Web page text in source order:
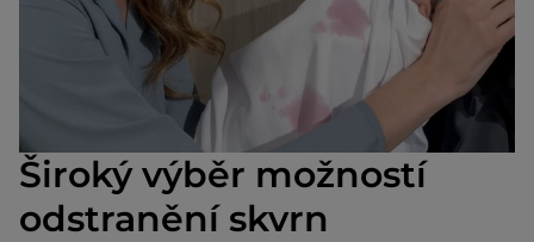
Široký výběr možností
odstranění skvrn